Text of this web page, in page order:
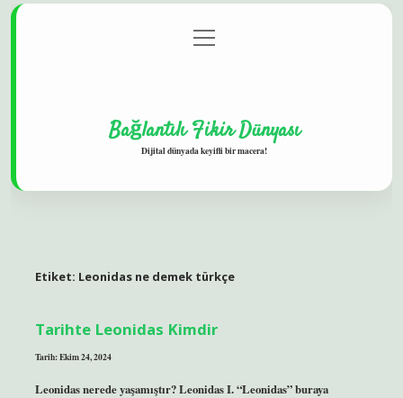
Gizlilik Politikası
menüyü
aç
Bağlantılı Fikir Dünyası
Dijital dünyada keyifli bir macera!
Etiket: Leonidas ne demek türkçe
Tarihte Leonidas Kimdir
Tarih: Ekim 24, 2024
Leonidas nerede yaşamıştır? Leonidas I. “Leonidas” buraya